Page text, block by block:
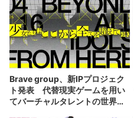
Brave group、新IPプロジェク
ト発表 代替現実ゲームを用い
てバーチャルタレントの世界観